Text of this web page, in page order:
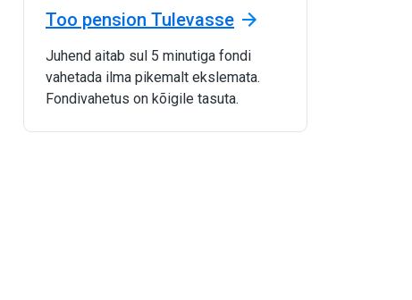
Too pension Tulevasse
Juhend aitab sul 5 minutiga fondi
vahetada ilma pikemalt ekslemata.
Fondivahetus on kõigile tasuta.